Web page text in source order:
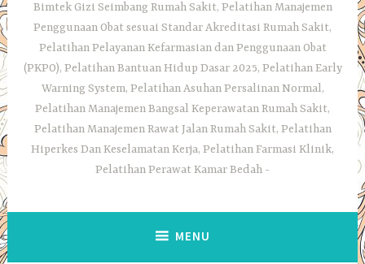
Bimtek Gizi Seimbang Rumah Sakit, Pelatihan Manajemen
Penggunaan Obat sesuai Standar Akreditasi Rumah Sakit,
Pelatihan Pelayanan Kefarmasian dan Penggunaan Obat
(PKPO), Pelatihan Bantuan Hidup Dasar 2025, Pelatihan Early
Warning System, Pelatihan Asuhan Persalinan Normal,
Pelatihan Manajemen Bangsal Keperawatan Rumah Sakit,
Pelatihan Manajemen Rawat Jalan Rumah Sakit, Pelatihan
Hiperkes Dan Keselamatan Kerja, Pelatihan Farmasi Klinik,
Pelatihan Perawat Kamar Bedah
MENU